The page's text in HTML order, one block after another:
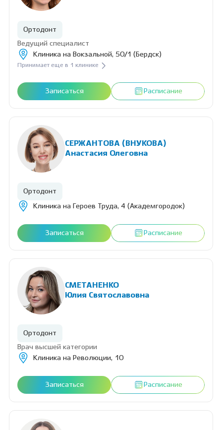
Ортодонт
Ведущий специалист
Клиника на Вокзальной, 50/1 (Бердск)
Принимает еще в 1 клинике
Записаться Расписание
СЕРЖАНТОВА (ВНУКОВА)
Анастасия Олеговна
Ортодонт
Клиника на Героев Труда, 4 (Академгородок)
Записаться Расписание
СМЕТАНЕНКО
Юлия Святославовна
Ортодонт
Врач высшей категории
Клиника на Революции, 10
Записаться Расписание